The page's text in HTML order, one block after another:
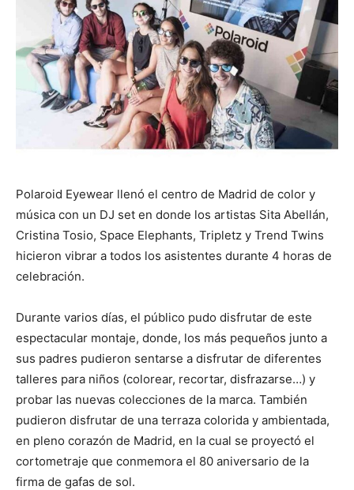
Polaroid Eyewear llenó el centro de Madrid de color y
música con un DJ set en donde los artistas Sita Abellán,
Cristina Tosio, Space Elephants, Tripletz y Trend Twins
hicieron vibrar a todos los asistentes durante 4 horas de
celebración.
Durante varios días, el público pudo disfrutar de este
espectacular montaje, donde, los más pequeños junto a
sus padres pudieron sentarse a disfrutar de diferentes
talleres para niños (colorear, recortar, disfrazarse…) y
probar las nuevas colecciones de la marca. También
pudieron disfrutar de una terraza colorida y ambientada,
en pleno corazón de Madrid, en la cual se proyectó el
cortometraje que conmemora el 80 aniversario de la
firma de gafas de sol.